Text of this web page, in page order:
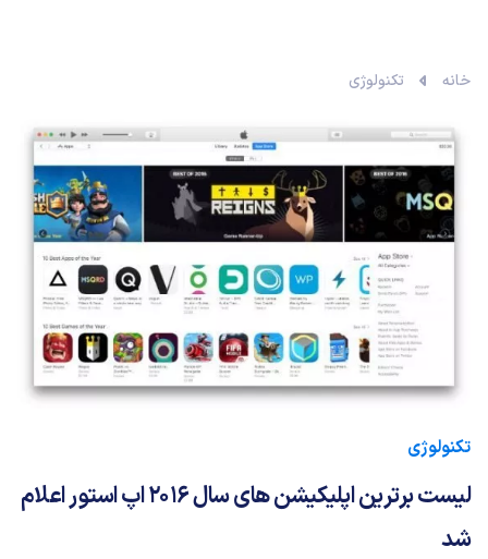
خانه تکنولوژی
تکنولوژی
لیست برترین اپلیکیشن های سال 2016 اپ استور اعلام
شد